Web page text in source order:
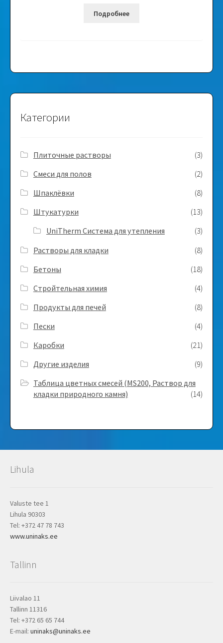
Подробнее
Категории
Плиточные растворы
(3)
Смеси для полов
(2)
Шпаклёвки
(8)
Штукатурки
(13)
UniTherm Система для утепления
(3)
Растворы для кладки
(8)
Бетоны
(18)
Стройтельная химия
(4)
Продукты для печей
(8)
Пески
(4)
Каробки
(21)
Другие изделия
(9)
Таблица цветных смесей (MS200, Раствор для
кладки природного камня)
(14)
Lihula
Valuste tee 1
Lihula 90303
Tel: +372 47 78 743
www.uninaks.ee
Tallinn
Liivalao 11
Tallinn 11316
Tel: +372 65 65 744
E-mail: uninaks@uninaks.ee